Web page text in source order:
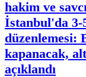
hakim ve
İstanbul'da 3-
düzenlemesi:
kapanacak,
açıklandı